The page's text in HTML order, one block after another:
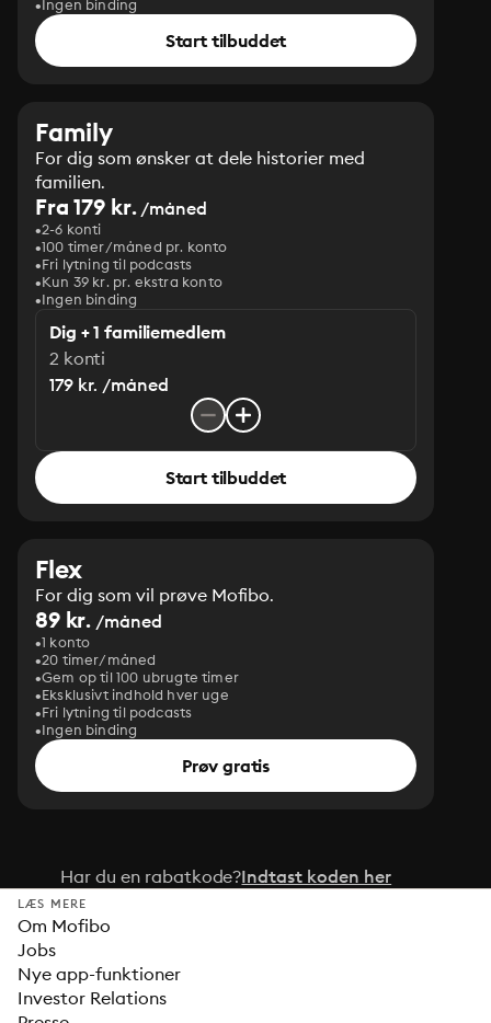
Ingen binding
Start tilbuddet
Family
For dig som ønsker at dele historier med
familien.
Fra 179 kr./måned
2-6 konti
100 timer/måned pr. konto
Fri lytning til podcasts
Kun 39 kr. pr. ekstra konto
Ingen binding
Dig + 1 familiemedlem
2 konti
179 kr. /måned
Start tilbuddet
Flex
For dig som vil prøve Mofibo.
89 kr. /måned
1 konto
20 timer/måned
Gem op til 100 ubrugte timer
Eksklusivt indhold hver uge
Fri lytning til podcasts
Ingen binding
Prøv gratis
Har du en rabatkode?Indtast koden her
LÆS MERE
Om Mofibo
Jobs
Nye app-funktioner
Investor Relations